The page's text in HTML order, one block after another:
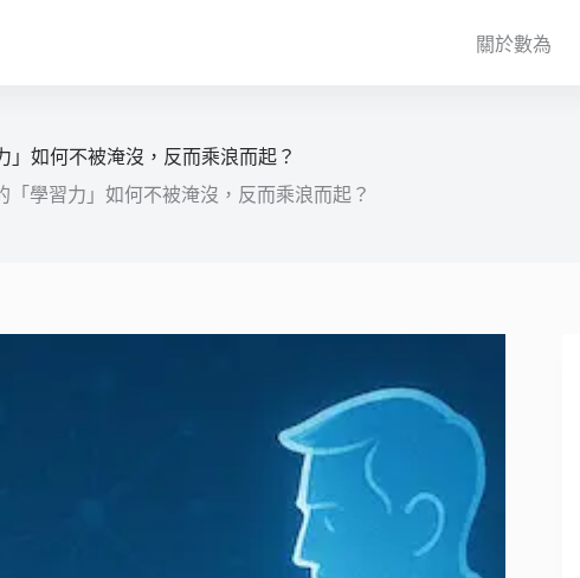
關於數為
」如何不被淹沒，反而乘浪而起？
「學習力」如何不被淹沒，反而乘浪而起？